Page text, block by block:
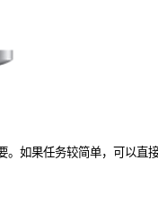
如果任务较简单，可以